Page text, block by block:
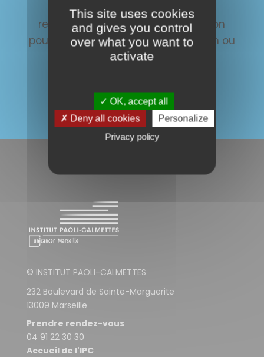
Contactez le département de la
recherche clinique et de l'innovation
pour toutes demandes d'information ou
de participation :
© INSTITUT PAOLI-CALMETTES
232 Boulevard de Sainte-Marguerite
13009 Marseille
Prendre rendez-vous
04 91 22 30 30
Accueil de l'IPC
This site uses cookies
and gives you control
over what you want to
activate
✓ OK, accept all
✗ Deny all cookies
Personalize
Privacy policy